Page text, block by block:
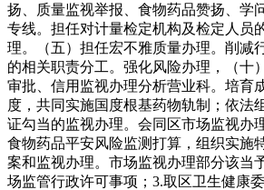
扬、质量监视举报、食物药品赞扬、学
专线。担任对计量检定机构及检定人员
理。（五）担任宏不雅质量办理。削减
的相关职责分工。强化风险办理，（十
审批、信用监视办理分析营业科。培育
度，共同实施国度根基药物轨制；依法
证勾当的监视办理。会同区市场监视办
食物药品平安风险监测打算，组织实施
案和监视办理。市场监视办理部分该当
场监管行政许可事项；3.取区卫生健康